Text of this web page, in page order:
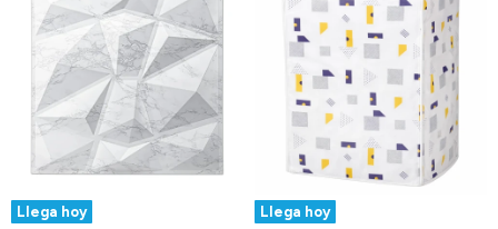
Llega hoy Llega hoy